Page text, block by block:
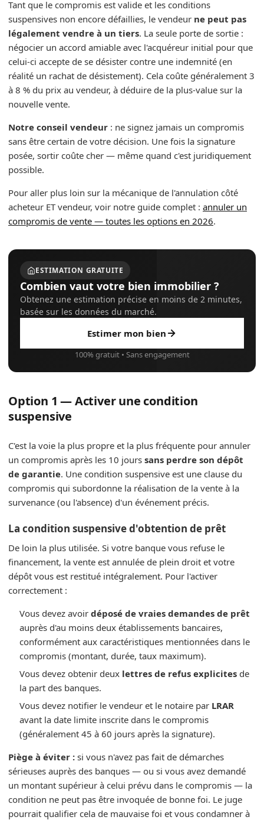
Tant que le compromis est valide et les conditions
suspensives non encore défaillies, le vendeur ne peut pas
légalement vendre à un tiers. La seule porte de sortie :
négocier un accord amiable avec l'acquéreur initial pour que
celui-ci accepte de se désister contre une indemnité (en
réalité un rachat de désistement). Cela coûte généralement 3
à 8 % du prix au vendeur, à déduire de la plus-value sur la
nouvelle vente.
Notre conseil vendeur : ne signez jamais un compromis
sans être certain de votre décision. Une fois la signature
posée, sortir coûte cher — même quand c'est juridiquement
possible.
Pour aller plus loin sur la mécanique de l'annulation côté
acheteur ET vendeur, voir notre guide complet : annuler un
compromis de vente — toutes les options en 2026.
ESTIMATION GRATUITE
Combien vaut votre bien immobilier ?
Obtenez une estimation précise en moins de 2 minutes,
basée sur les données du marché.
Estimer mon bien
100% gratuit • Sans engagement
Option 1 — Activer une condition
suspensive
C'est la voie la plus propre et la plus fréquente pour annuler
un compromis après les 10 jours sans perdre son dépôt
de garantie. Une condition suspensive est une clause du
compromis qui subordonne la réalisation de la vente à la
survenance (ou l'absence) d'un événement précis.
La condition suspensive d'obtention de prêt
De loin la plus utilisée. Si votre banque vous refuse le
financement, la vente est annulée de plein droit et votre
dépôt vous est restitué intégralement. Pour l'activer
correctement :
Vous devez avoir déposé de vraies demandes de prêt
auprès d'au moins deux établissements bancaires,
conformément aux caractéristiques mentionnées dans le
compromis (montant, durée, taux maximum).
Vous devez obtenir deux lettres de refus explicitesde
la part des banques.
Vous devez notifier le vendeur et le notaire par LRAR
avant la date limite inscrite dans le compromis
(généralement 45 à 60 jours après la signature).
Piège à éviter : si vous n'avez pas fait de démarches
sérieuses auprès des banques — ou si vous avez demandé
un montant supérieur à celui prévu dans le compromis — la
condition ne peut pas être invoquée de bonne foi. Le juge
pourrait qualifier cela de mauvaise foi et vous condamner à